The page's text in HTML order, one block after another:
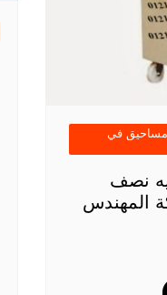
مساحيق في
نصف
901 ماركة المهندس